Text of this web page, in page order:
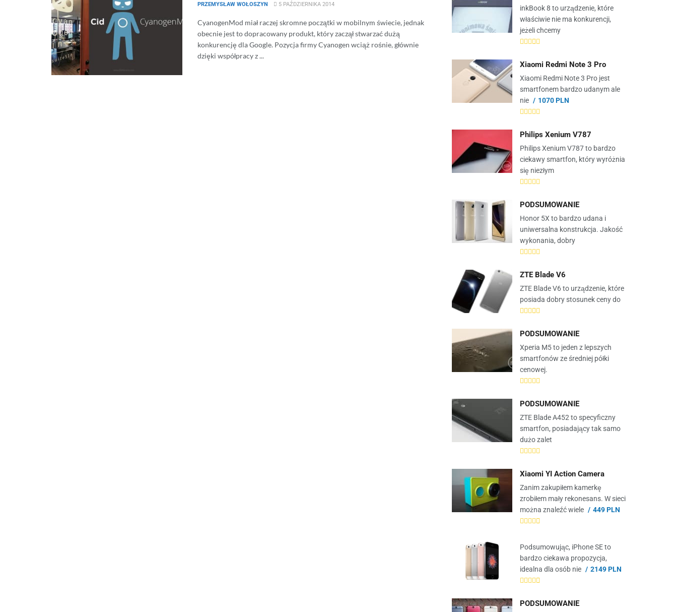
PRZEMYSŁAW WOŁOSZYN 5 PAŹDZIERNIKA 2014
CyanogenMod miał raczej skromne początki w mobilnym świecie, jednak
obecnie jest to dopracowany produkt, który zaczął stwarzać dużą
konkurencję dla Google. Pozycja firmy Cyanogen wciąż rośnie, głównie
dzięki współpracy z ...
inkBook 8 to urządzenie, które
właściwie nie ma konkurencji,
jeżeli chcemy
Xiaomi Redmi Note 3 Pro
Xiaomi Redmi Note 3 Pro jest
smartfonem bardzo udanym ale
nie
1070 PLN
Philips Xenium V787
Philips Xenium V787 to bardzo
ciekawy smartfon, który wyróżnia
się niezłym
PODSUMOWANIE
Honor 5X to bardzo udana i
uniwersalna konstrukcja. Jakość
wykonania, dobry
ZTE Blade V6
ZTE Blade V6 to urządzenie, które
posiada dobry stosunek ceny do
PODSUMOWANIE
Xperia M5 to jeden z lepszych
smartfonów ze średniej półki
cenowej.
PODSUMOWANIE
ZTE Blade A452 to specyficzny
smartfon, posiadający tak samo
dużo zalet
Xiaomi YI Action Camera
Zanim zakupiłem kamerkę
zrobiłem mały rekonesans. W sieci
można znaleźć wiele
449 PLN
Podsumowując, iPhone SE to
bardzo ciekawa propozycja,
idealna dla osób nie
2149 PLN
PODSUMOWANIE